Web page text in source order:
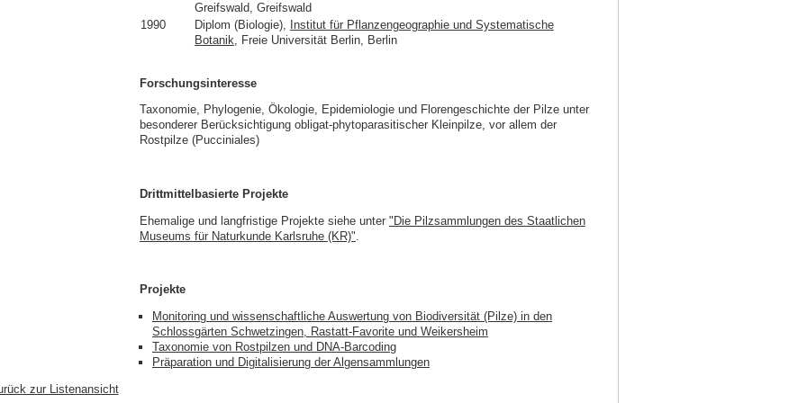
Greifswald, Greifswald
1990
Diplom (Biologie),
Institut für Pflanzengeographie und Systematische
Botanik , Freie Universität Berlin, Berlin
Forschungsinteresse
Taxonomie, Phylogenie, Ökologie, Epidemiologie und Florengeschichte der Pilze unter
besonderer Berücksichtigung obligat-phytoparasitischer Kleinpilze, vor allem der
Rostpilze (Pucciniales)
Drittmittelbasierte Projekte
Ehemalige und langfristige Projekte siehe unter "Die Pilzsammlungen des Staatlichen
Museums für Naturkunde Karlsruhe (KR)"
Projekte
Monitoring und wissenschaftliche Auswertung von Biodiversität (Pilze) in den
Schlossgärten Schwetzingen, Rastatt-Favorite und Weikersheim
Taxonomie von Rostpilzen und DNA-Barcoding
Präparation und Digitalisierung der Algensammlungen
zur Listenansicht